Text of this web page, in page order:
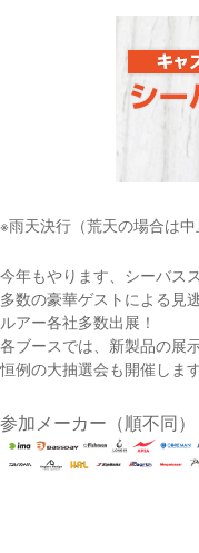
※雨天決行（荒天の場合は中
今年もやります、シーバス
多数の豪華ゲストによる見
ルアー各社多数出展！
各ブースでは、新製品の展
恒例の大抽選会も開催しま
参加メーカー（順不同）